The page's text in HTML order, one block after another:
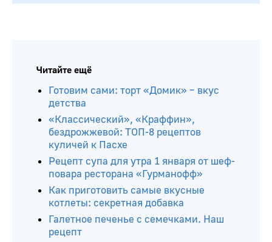
Читайте ещё
Готовим сами: торт «Домик» – вкус
детства
«Классический», «Краффин»,
бездрожжевой: ТОП-8 рецептов
куличей к Пасхе
Рецепт супа для утра 1 января от шеф-
повара ресторана «Гурманофф»
Как приготовить самые вкусные
котлеты: секретная добавка
Галетное печенье с семечками. Наш
рецепт